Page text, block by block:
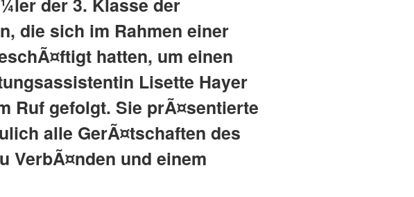
die sich im Rahmen einer
hatten, um einen
Lisette Hayer
Ruf gefolgt. Sie prÃ¤sentierte
alle GerÃ¤tschaften des
VerbÃ¤nden und einem